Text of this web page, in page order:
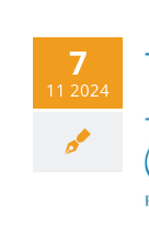
7
11 2024